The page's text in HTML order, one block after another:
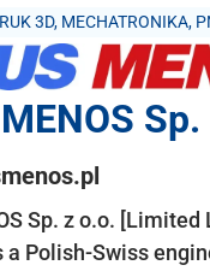
3D, MECHATRONIKA,
Sp. z o.o.
a Polish-Swiss